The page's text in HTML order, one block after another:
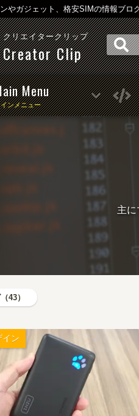
やガジェット、格安SIMの情報ブロ
クリエイタークリップ
Creator Clip
Menu
ンメニュー
主に
43）
イン